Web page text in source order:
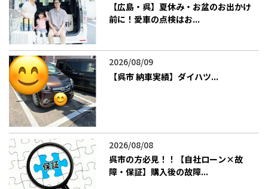
【広島・呉】夏休み・お盆のお出かけ
前に！愛車の点検はお...
2026/08/09
【呉市 納車実績】ダイハツ...
2026/08/08
呉市の方必見！！【自社ローン×故
障・保証】購入後の故障...